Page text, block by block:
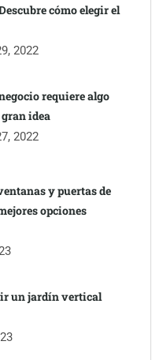
cómo elegir el
2022
requiere algo
idea
2022
y puertas de
opciones
un jardín vertical